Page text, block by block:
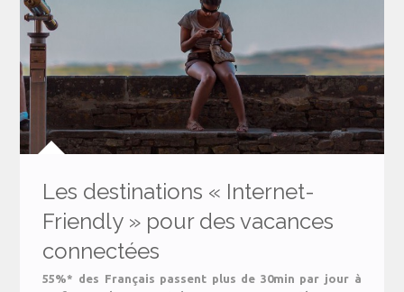
Les destinations « Internet-
Friendly » pour des vacances
connectées
55%* des Français passent plus de 30min par jour à